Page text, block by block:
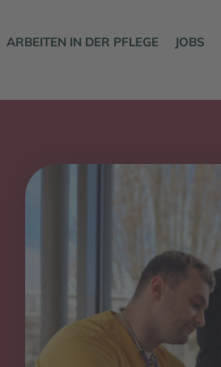
ARBEITEN IN DER PFLEGE JOBS